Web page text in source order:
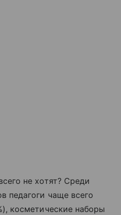
не хотят? Среди
педагоги чаще всего
косметические наборы